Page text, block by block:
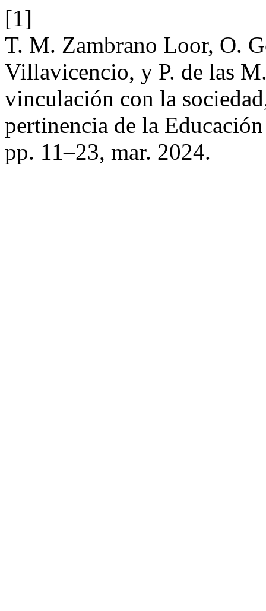
[1]
T. M. Zambrano Loor, O.
Villavicencio, y P. de las
vinculación con la
pertinencia de la
pp. 11–23, mar. 2024.